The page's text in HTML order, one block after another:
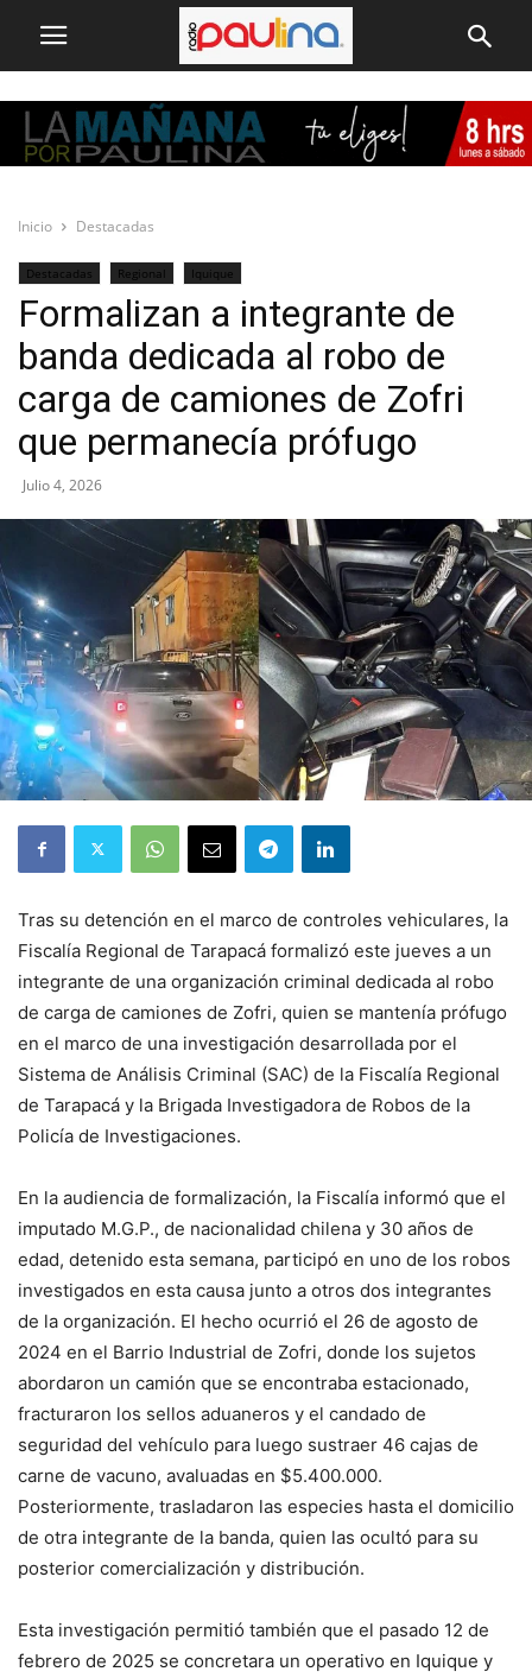
Inicio Destacadas
Destacadas Regional Iquique
Formalizan a integrante de
banda dedicada al robo de
carga de camiones de Zofri
que permanecía prófugo
Julio 4, 2026
Tras su detención en el marco de controles vehiculares, la
Fiscalía Regional de Tarapacá formalizó este jueves a un
integrante de una organización criminal dedicada al robo
de carga de camiones de Zofri, quien se mantenía prófugo
en el marco de una investigación desarrollada por el
Sistema de Análisis Criminal (SAC) de la Fiscalía Regional
de Tarapacá y la Brigada Investigadora de Robos de la
Policía de Investigaciones.
En la audiencia de formalización, la Fiscalía informó que el
imputado M.G.P., de nacionalidad chilena y 30 años de
edad, detenido esta semana, participó en uno de los robos
investigados en esta causa junto a otros dos integrantes
de la organización. El hecho ocurrió el 26 de agosto de
2024 en el Barrio Industrial de Zofri, donde los sujetos
abordaron un camión que se encontraba estacionado,
fracturaron los sellos aduaneros y el candado de
seguridad del vehículo para luego sustraer 46 cajas de
carne de vacuno, avaluadas en $5.400.000.
Posteriormente, trasladaron las especies hasta el domicilio
de otra integrante de la banda, quien las ocultó para su
posterior comercialización y distribución.
Esta investigación permitió también que el pasado 12 de
febrero de 2025 se concretara un operativo en Iquique y